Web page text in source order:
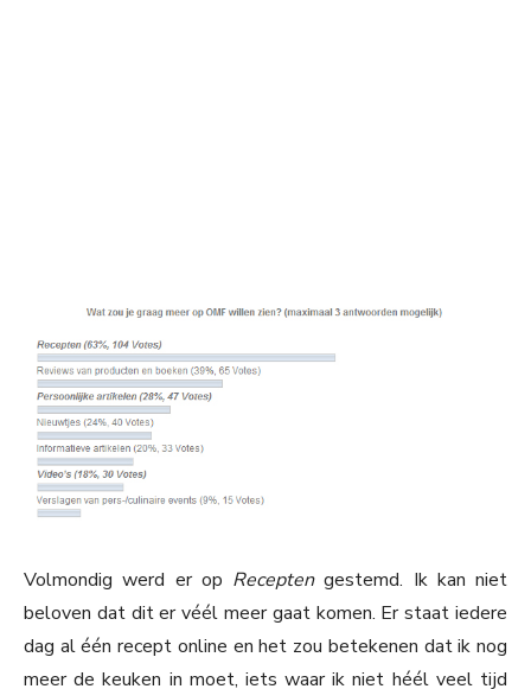
Volmondig werd er op Receptengestemd. Ik kan niet
beloven dat dit er véél meer gaat komen. Er staat iedere
dag al één recept online en het zou betekenen dat ik nog
meer de keuken in moet, iets waar ik niet héél veel tijd